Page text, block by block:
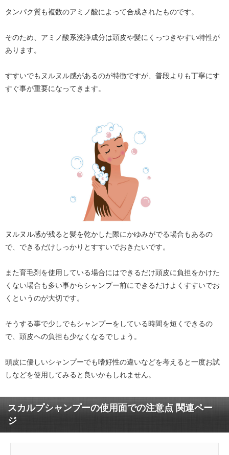
タンパク質も複数のアミノ酸によって合成されたものです。
そのため、アミノ酸系洗浄成分は頭皮や髪にくっつきやすい特性が
あります。
すすいでもヌルヌル感があるのが特徴ですが、普段よりも丁寧にす
すぐ事が重要になってきます。
ヌルヌル感が残ると髪を乾かした際にかゆみがでる場合もあるの
で、できるだけしっかりとすすいでおきたいです。
また育毛剤を使用している場合にはできるだけ頭皮に負担をかけた
くない場合も多い事からシャンプー前にできるだけよくすすいでお
くというのが大切です。
そうする事で少しでもシャンプーをしている時間を短くできるの
で、頭皮への負担も少なくなるでしょう。
頭皮に優しいシャンプーでも嗜好性の違いなどを考えると一度お試
しなどを使用してみると良いかもしれません。
スカルプシャンプーの使用面での注意点 関連ペー
ジ